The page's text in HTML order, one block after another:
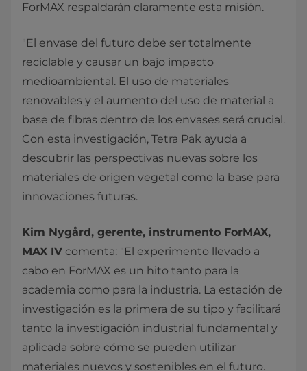
ForMAX respaldarán claramente esta misión.
"El envase del futuro debe ser totalmente
reciclable y causar un bajo impacto
medioambiental. El uso de materiales
renovables y el aumento del uso de material a
base de fibras dentro de los envases será crucial.
Con esta investigación, Tetra Pak ayuda a
descubrir las perspectivas nuevas sobre los
materiales de origen vegetal como la base para
innovaciones futuras.
Kim Nygård, gerente, instrumento ForMAX,
MAX IV comenta: "El experimento llevado a
cabo en ForMAX es un hito tanto para la
academia como para la industria. La estación de
investigación es la primera de su tipo y facilitará
tanto la investigación industrial fundamental y
aplicada sobre cómo se pueden utilizar
materiales nuevos y sostenibles en el futuro.